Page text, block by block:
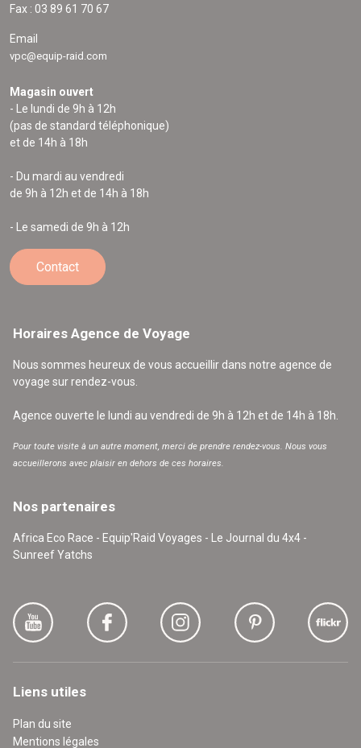
Fax : 03 89 61 70 67
Email
vpc@equip-raid.com
Magasin ouvert
- Le lundi de 9h à 12h
(pas de standard téléphonique)
et de 14h à 18h
- Du mardi au vendredi
de 9h à 12h et de 14h à 18h
- Le samedi de 9h à 12h
Contact
Horaires Agence de Voyage
Nous sommes heureux de vous accueillir dans notre agence de
voyage sur rendez-vous.
Agence ouverte le lundi au vendredi de 9h à 12h et de 14h à 18h.
Pour toute visite à un autre moment, merci de prendre rendez-vous. Nous vous
accueillerons avec plaisir en dehors de ces horaires.
Nos partenaires
Africa Eco Race - Equip'Raid Voyages - Le Journal du 4x4 -
Sunreef Yatchs
Liens utiles
Plan du site
Mentions légales